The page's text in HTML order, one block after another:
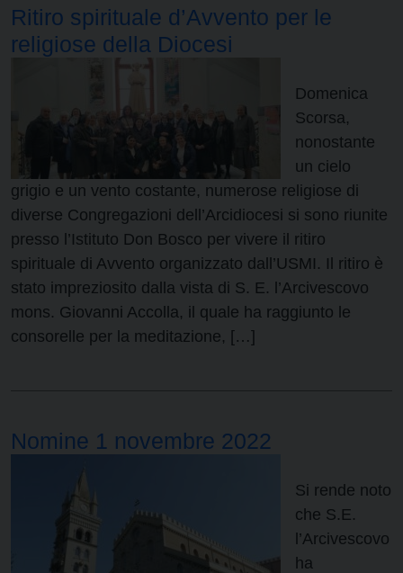
Ritiro spirituale d’Avvento per le
religiose della Diocesi
Domenica
Scorsa,
nonostante
un cielo
grigio e un vento costante, numerose religiose di
diverse Congregazioni dell’Arcidiocesi si sono riunite
presso l’Istituto Don Bosco per vivere il ritiro
spirituale di Avvento organizzato dall’USMI. Il ritiro è
stato impreziosito dalla vista di S. E. l’Arcivescovo
mons. Giovanni Accolla, il quale ha raggiunto le
consorelle per la meditazione, […]
Nomine 1 novembre 2022
Si rende noto
che S.E.
l’Arcivescovo
ha